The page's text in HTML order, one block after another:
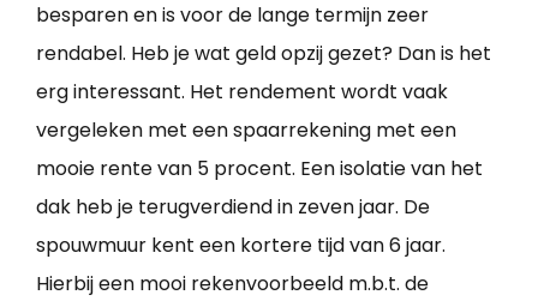
besparen en is voor de lange termijn zeer
rendabel. Heb je wat geld opzij gezet? Dan is het
erg interessant. Het rendement wordt vaak
vergeleken met een spaarrekening met een
mooie rente van 5 procent. Een isolatie van het
dak heb je terugverdiend in zeven jaar. De
spouwmuur kent een kortere tijd van 6 jaar.
Hierbij een mooi rekenvoorbeeld m.b.t. de